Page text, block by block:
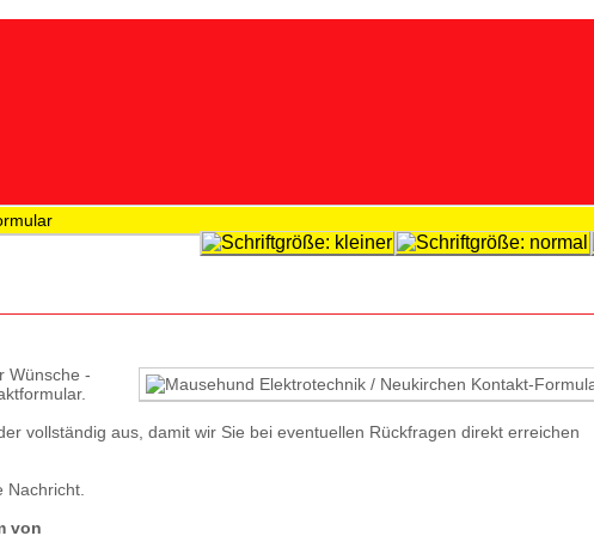
Wünsche -
vollständig aus, damit wir Sie bei eventuellen Rückfragen direkt erreichen
von